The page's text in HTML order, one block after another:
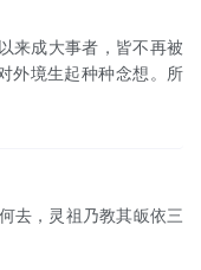
成大事者，皆不再被
外境生起种种念想。所
，灵祖乃教其皈依三